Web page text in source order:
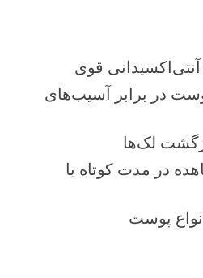
قوی
در برابر آسیب‌های
لک‌ها
در مدت کوتاه با
پوست